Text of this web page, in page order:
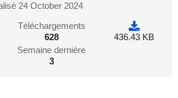
24 October 2024
Téléchargements
628
Semaine dernière
3
436.43 KB